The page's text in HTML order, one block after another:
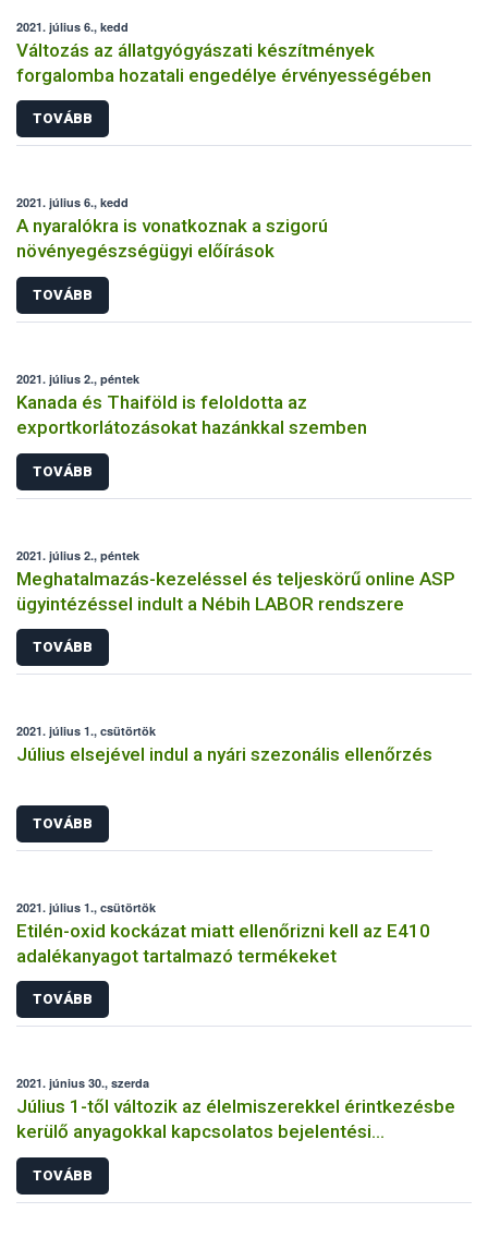
2021. július 6., kedd
Változás az állatgyógyászati készítmények
forgalomba hozatali engedélye érvényességében
TOVÁBB
2021. július 6., kedd
A nyaralókra is vonatkoznak a szigorú
növényegészségügyi előírások
TOVÁBB
2021. július 2., péntek
Kanada és Thaiföld is feloldotta az
exportkorlátozásokat hazánkkal szemben
TOVÁBB
2021. július 2., péntek
Meghatalmazás-kezeléssel és teljeskörű online ASP
ügyintézéssel indult a Nébih LABOR rendszere
TOVÁBB
2021. július 1., csütörtök
Július elsejével indul a nyári szezonális ellenőrzés
TOVÁBB
2021. július 1., csütörtök
Etilén-oxid kockázat miatt ellenőrizni kell az E410
adalékanyagot tartalmazó termékeket
TOVÁBB
2021. június 30., szerda
Július 1-től változik az élelmiszerekkel érintkezésbe
kerülő anyagokkal kapcsolatos bejelentési
kötelezettség
TOVÁBB